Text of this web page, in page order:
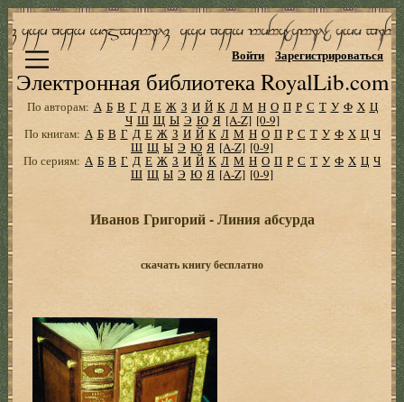
Электронная библиотека RoyalLib.com
Войти Зарегистрироваться
По авторам: А Б В Г Д Е Ж З И Й К Л М Н О П Р С Т У Ф Х Ц
Ч Ш Щ Ы Э Ю Я [A-Z] [0-9]
По книгам: А Б В Г Д Е Ж З И Й К Л М Н О П Р С Т У Ф Х Ц Ч
Ш Щ Ы Э Ю Я [A-Z] [0-9]
По сериям: А Б В Г Д Е Ж З И Й К Л М Н О П Р С Т У Ф Х Ц Ч
Ш Щ Ы Э Ю Я [A-Z] [0-9]
Иванов Григорий - Линия абсурда
скачать книгу бесплатно